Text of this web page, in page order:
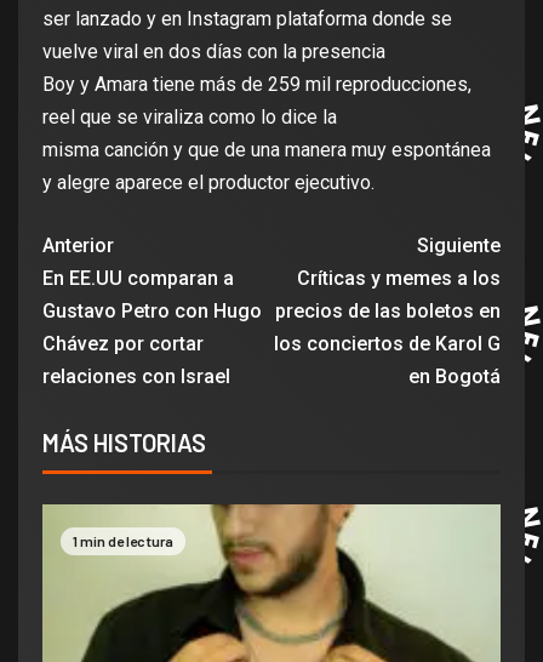
ser lanzado y en Instagram plataforma donde se
vuelve viral en dos días con la presencia
Boy y Amara tiene más de 259 mil reproducciones,
reel que se viraliza como lo dice la
misma canción y que de una manera muy espontánea
y alegre aparece el productor ejecutivo.
Anterior
En EE.UU comparan a
Gustavo Petro con Hugo
Chávez por cortar
relaciones con Israel
Siguiente
Críticas y memes a los
precios de las boletos en
los conciertos de Karol G
en Bogotá
MÁS HISTORIAS
1 min de lectura